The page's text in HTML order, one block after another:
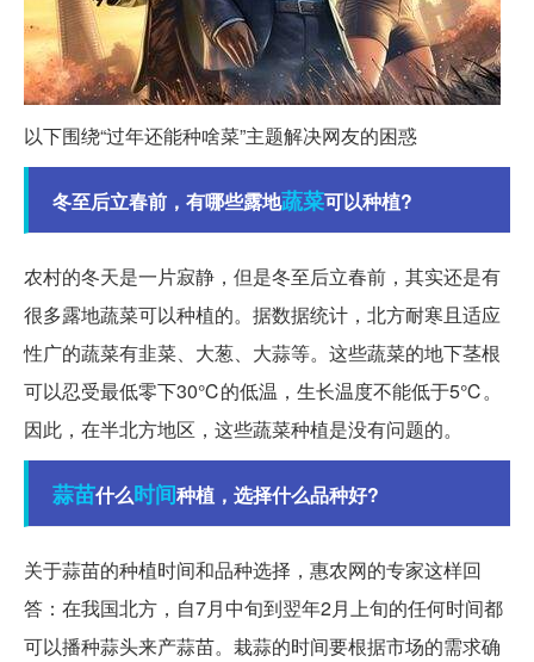
以下围绕“过年还能种啥菜”主题解决网友的困惑
冬至后立春前，有哪些露地蔬菜可以种植?
农村的冬天是一片寂静，但是冬至后立春前，其实还是有
很多露地蔬菜可以种植的。据数据统计，北方耐寒且适应
性广的蔬菜有韭菜、大葱、大蒜等。这些蔬菜的地下茎根
可以忍受最低零下30℃的低温，生长温度不能低于5℃。
因此，在半北方地区，这些蔬菜种植是没有问题的。
蒜苗什么时间种植，选择什么品种好?
关于蒜苗的种植时间和品种选择，惠农网的专家这样回
答：在我国北方，自7月中旬到翌年2月上旬的任何时间都
可以播种蒜头来产蒜苗。栽蒜的时间要根据市场的需求确